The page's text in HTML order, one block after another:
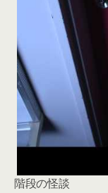
階段の怪談